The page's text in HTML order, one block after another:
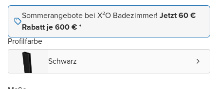
Sommerangebote bei X²O Badezimmer! Jetzt 60 €
Rabatt je 600 € *
Profilfarbe
Schwarz